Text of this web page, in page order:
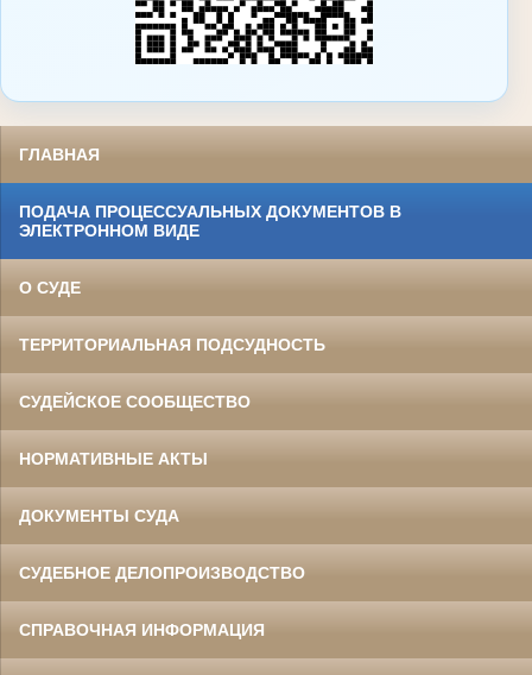
ГЛАВНАЯ
ПОДАЧА ПРОЦЕССУАЛЬНЫХ ДОКУМЕНТОВ В
ЭЛЕКТРОННОМ ВИДЕ
О СУДЕ
ТЕРРИТОРИАЛЬНАЯ ПОДСУДНОСТЬ
СУДЕЙСКОЕ СООБЩЕСТВО
НОРМАТИВНЫЕ АКТЫ
ДОКУМЕНТЫ СУДА
СУДЕБНОЕ ДЕЛОПРОИЗВОДСТВО
СПРАВОЧНАЯ ИНФОРМАЦИЯ